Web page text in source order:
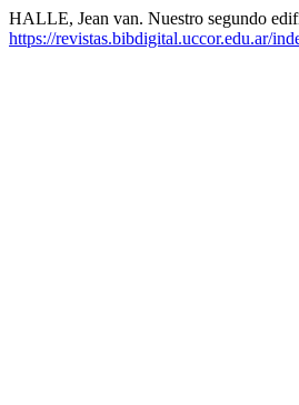
HALLE, Jean van. Nuestro segundo
https://revistas.bibdigital.uccor.edu.ar/